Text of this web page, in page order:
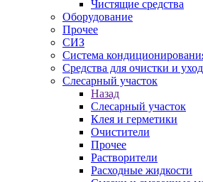
Чистящие средства
Оборудование
Прочее
СИЗ
Система
Средства для очистки и
Слесарный участок
Назад
Слесарный участок
Клея и герметики
Очистители
Прочее
Растворители
Расходные жидкости